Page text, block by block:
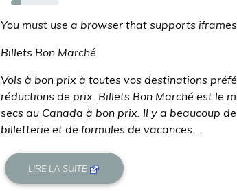
21%
You must use a browser that supports
Billets Bon Marché
Vols à bon prix à toutes vos destinations
réductions de prix. Billets Bon Marché est le
secs au Canada à bon prix. Il y a beaucoup
billetterie et de formules de vacances....
LIRE LA SUITE